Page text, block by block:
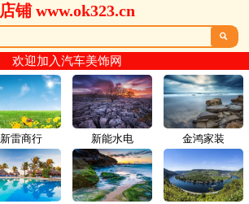
店铺 www.ok323.cn

欢迎加入汽车美饰网
新雷商行 新能水电 金鸿家装